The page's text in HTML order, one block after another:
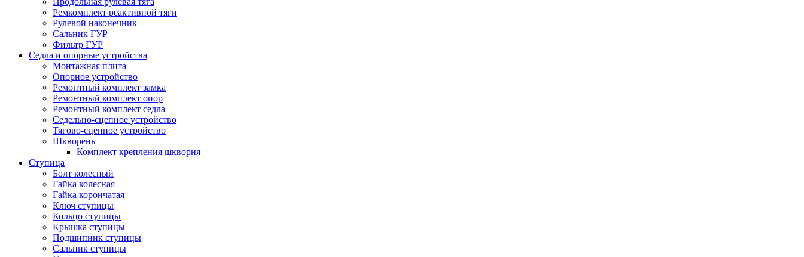
Ремкомплект реактивной тяги
Рулевой наконечник
Сальник ГУР
Фильтр ГУР
Седла и опорные устройства
Монтажная плита
Опорное устройство
Ремонтный комплект замка
Ремонтный комплект опор
Ремонтный комплект седла
Седельно-сцепное устройство
Тягово-сцепное устройство
Шкворень
Комплект крепления шкворня
Ступица
Болт колесный
Гайка колесная
Гайка корончатая
Ключ ступицы
Кольцо ступицы
Крышка ступицы
Подшипник ступицы
Сальник ступицы